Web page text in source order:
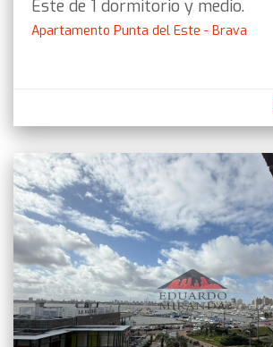
Este de 1 dormitorio y medio.
Apartamento Punta del Este - Brava